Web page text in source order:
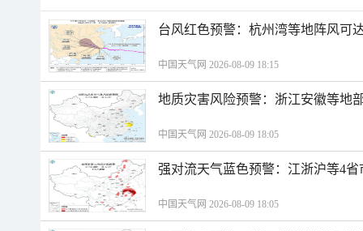
台风红色预警：杭州湾等地阵风可
中国天气网 2026-08-09 18:15
地质灾害风险预警：浙江安徽等地
中国天气网 2026-08-09 18:05
强对流天气蓝色预警：江浙沪等4
中国天气网 2026-08-09 18:05